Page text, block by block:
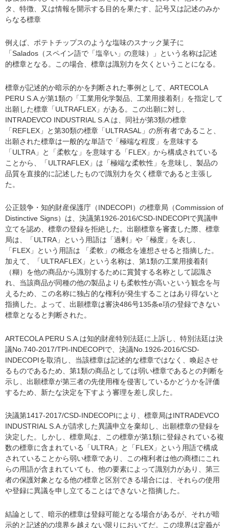
タ、特徴、又は情報を開示する目的を果たす、記号又は記述のみか
らなる標章
例えば、ポテトチップスのような塩味のスナック菓子に
「Salados（スペイン語で「塩辛い」の意味）」という名称は記述
的標章となる。この場合、標章は識別力を欠くということになる。
標章が記述的か暗示的かを判断された事例として、ARTECOLA
PERU S.A.が第1類の「工業用化学製品、工業用接着剤」を指定して
出願した標章「ULTRAFLEX」がある。この出願に対し、
INTRADEVCO INDUSTRIAL S.A.は、同社が第3類の標章
「REFLEX」と第30類の標章「ULTRASAL」の所有者であること、
出願された標章は一般的な単語で「極端な程度」を意味する
「ULTRA」と「柔軟な」を意味する「FLEX」から構成されている
ことから、「ULTRAFLEX」は「極端な柔軟性」を意味し、製品の
品質を直接的に記述したもので識別力を欠く標章であると主張し
た。
公正競争・知的財産保護庁（INDECOPI）の標章局（Commission of
Distinctive Signs）は、決議第1926-2016/CSD-INDECOPIで異議申
立てを認め、標章の登録を拒絶した。出願標章を審査した際、標章
局は、「ULTRA」という用語は「過剰」や「極度」を表し、
「FLEX」という用語は 「柔軟」の概念を連想させると指摘した。
加えて、「ULTRAFLEX」という名称は、第1類の工業用接着剤
（糊）を他の商品から識別するために賞賛する名称として認識さ
れ、当該商品が同種の他の製品よりも柔軟性が高いという観念を与
えるため、この名称に独占的な権利が発生することはあり得ないと
指摘した。よって、出願標章は審決486号135条e項の登録できない
標章となると判断された。
ARTECOLA PERU S.A.は知的財産特別法廷に上訴し、特別法廷は決
議No.740-2017/TPI-INDECOPIで、決議No.1926-2016/CSD-
INDECOPIを取消し、当該標章は記述的な標章ではなく、喚起させ
るものであるため、第1類の商品としては弱い標章であるとの判断を
示し、出願標章が第三者の先使用権を侵害しているかどうかを評価
するため、新たな決定を下すよう審理を差し戻した。
決議第1417-2017/CSD-INDECOPIにより、標章局はINTRADEVCO
INDUSTRIAL S.A.が請求した異議申立を棄却し、出願標章の登録を
決定した。しかし、標章局は、この標章が第1類に登録されている複
数の標章に含まれている「ULTRA」と「FLEX」という用語で構成
されていることから弱い標章であり、この権利者は他の商標にこれ
らの用語が含まれていても、他の要素によって識別力があり、第三
者の保護対象となる他の標章と区別できる場合には、それらの使用
や登録に異議を申し立てることはできないと指摘した。
結論として、暗示的標章は登録可能となる場合があるが、それが暗
示的と記述的の境界を越えない限りにおいてだ。この境界は定義が